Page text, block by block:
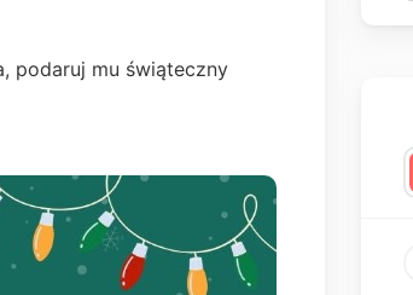
podaruj mu świąteczny